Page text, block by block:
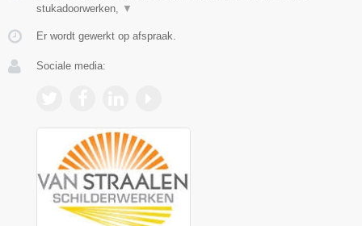
stukadoorwerken,
▼
Er wordt gewerkt op afspraak.
Sociale media: